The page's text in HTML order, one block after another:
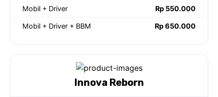
Mobil + Driver Rp 550.000
Mobil + Driver + BBM Rp 650.000
Innova Reborn